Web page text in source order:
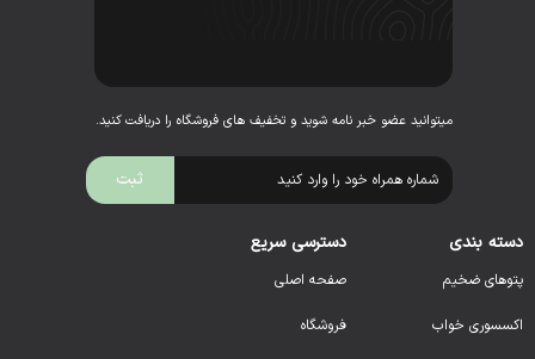
میتوانید عضو خبر نامه شوید و تخفیف های فروشگاه را دریافت کنید.
دسته بندی
پتوهای ضخیم
اکسسوری خواب
دسترسی سریع
صفحه اصلی
فروشگاه